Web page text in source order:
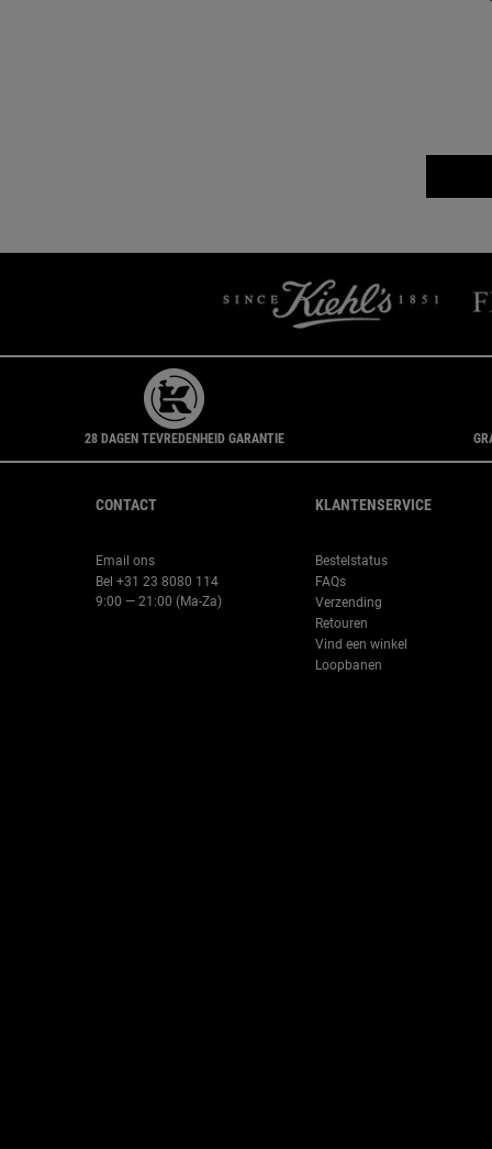
28 DAGEN TEVREDENHEID GARANTIE
CONTACT
Email ons
Bel +31 23 8080 114
9:00 — 21:00 (Ma-Za)
KLANTENSERVICE
Bestelstatus
FAQs
Verzending
Retouren
Vind een winkel
Loopbanen